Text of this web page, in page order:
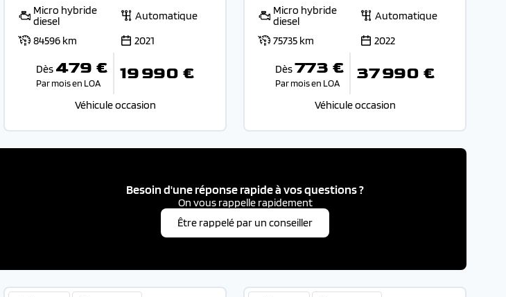
Micro hybride
diesel
Automatique
84596 km
2021
Dès 479 €
Par mois en LOA 19 990 €
Véhicule occasion
Micro hybride
diesel
Automatique
75735 km
2022
Dès773 €
Par mois en LOA 37 990 €
Véhicule occasion
Besoin d'une réponse rapide à vos questions ?
On vous rappelle rapidement
Être rappelé par un conseiller